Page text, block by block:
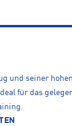
und seiner
für das